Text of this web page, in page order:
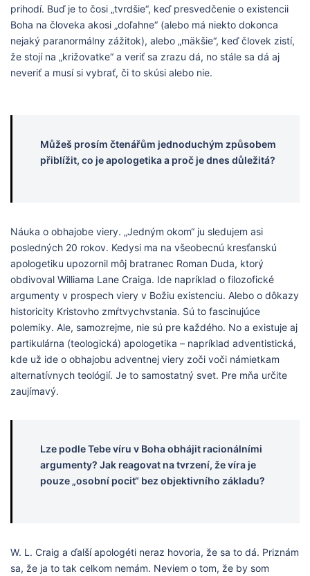
prihodí. Buď je to čosi „tvrdšie“, keď presvedčenie o existencii
Boha na človeka akosi „doľahne“ (alebo má niekto dokonca
nejaký paranormálny zážitok), alebo „mäkšie“, keď človek zistí,
že stojí na „križovatke“ a veriť sa zrazu dá, no stále sa dá aj
neveriť a musí si vybrať, či to skúsi alebo nie.
Můžeš prosím čtenářům jednoduchým způsobem
přiblížit, co je apologetika a proč je dnes důležitá?
Náuka o obhajobe viery. „Jedným okom“ ju sledujem asi
posledných 20 rokov. Kedysi ma na všeobecnú kresťanskú
apologetiku upozornil môj bratranec Roman Duda, ktorý
obdivoval Williama Lane Craiga. Ide napríklad o filozofické
argumenty v prospech viery v Božiu existenciu. Alebo o dôkazy
historicity Kristovho zmŕtvychvstania. Sú to fascinujúce
polemiky. Ale, samozrejme, nie sú pre každého. No a existuje aj
partikulárna (teologická) apologetika – napríklad adventistická,
kde už ide o obhajobu adventnej viery zoči voči námietkam
alternatívnych teológií. Je to samostatný svet. Pre mňa určite
zaujímavý.
Lze podle Tebe víru v Boha obhájit racionálními
argumenty? Jak reagovat na tvrzení, že víra je
pouze „osobní pocit“ bez objektivního základu?
W. L. Craig a ďalší apologéti neraz hovoria, že sa to dá. Priznám
sa, že ja to tak celkom nemám. Neviem o tom, že by som